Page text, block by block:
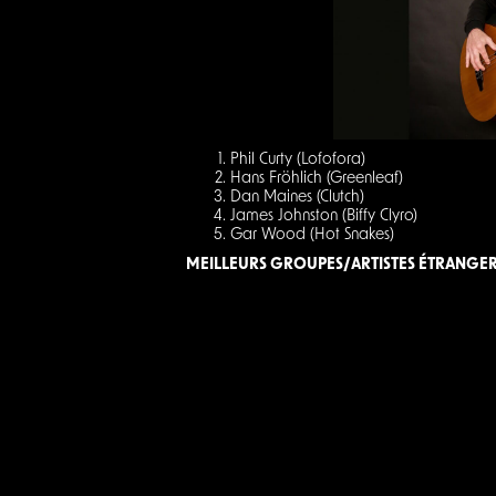
Phil Curty (Lofofora)
Hans Fröhlich (Greenleaf)
Dan Maines (Clutch)
James Johnston (Biffy Clyro)
Gar Wood (Hot Snakes)
MEILLEURS GROUPES/ARTISTES